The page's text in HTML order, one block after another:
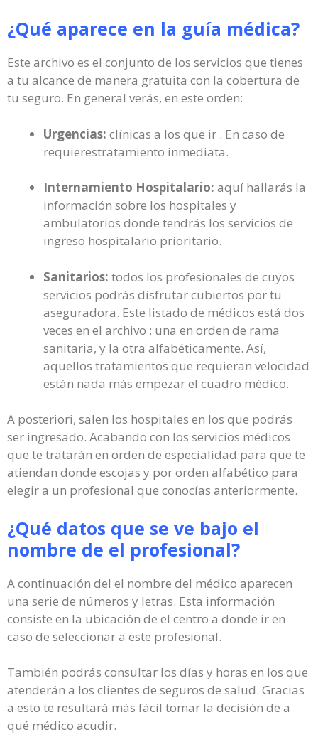
¿Qué aparece en la guía médica?
Este archivo es el conjunto de los servicios que tienes
a tu alcance de manera gratuita con la cobertura de
tu seguro. En general verás, en este orden:
Urgencias: clínicas a los que ir . En caso de
requierestratamiento inmediata.
Internamiento Hospitalario: aquí hallarás la
información sobre los hospitales y
ambulatorios donde tendrás los servicios de
ingreso hospitalario prioritario.
Sanitarios: todos los profesionales de cuyos
servicios podrás disfrutar cubiertos por tu
aseguradora. Este listado de médicos está dos
veces en el archivo : una en orden de rama
sanitaria, y la otra alfabéticamente. Así,
aquellos tratamientos que requieran velocidad
están nada más empezar el cuadro médico.
A posteriori, salen los hospitales en los que podrás
ser ingresado. Acabando con los servicios médicos
que te tratarán en orden de especialidad para que te
atiendan donde escojas y por orden alfabético para
elegir a un profesional que conocías anteriormente.
¿Qué datos que se ve bajo el
nombre de el profesional?
A continuación del el nombre del médico aparecen
una serie de números y letras. Esta información
consiste en la ubicación de el centro a donde ir en
caso de seleccionar a este profesional.
También podrás consultar los días y horas en los que
atenderán a los clientes de seguros de salud. Gracias
a esto te resultará más fácil tomar la decisión de a
qué médico acudir.